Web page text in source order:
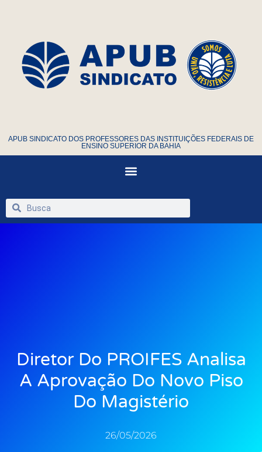
APUB SINDICATO DOS PROFESSORES DAS INSTITUIÇÕES FEDERAIS DE
ENSINO SUPERIOR DA BAHIA
Diretor Do PROIFES Analisa
A Aprovação Do Novo Piso
Do Magistério
26/05/2026